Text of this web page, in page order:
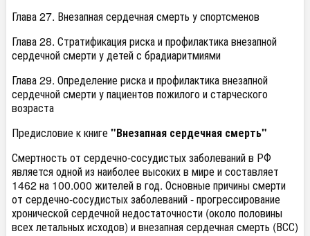
Глава 27. Внезапная сердечная смерть у спортсменов
Глава 28. Стратификация риска и профилактика внезапной
сердечной смерти у детей с брадиаритмиями
Глава 29. Определение риска и профилактика внезапной
сердечной смерти у пациентов пожилого и старческого
возраста
Предисловие к книге"Внезапная сердечная смерть"
Смертность от сердечно-сосудистых заболеваний в РФ
является одной из наиболее высоких в мире и составляет
1462 на 100.000 жителей в год. Основные причины смерти
от сердечно-сосудистых заболеваний - прогрессирование
хронической сердечной недостаточности (около половины
всех летальных исходов) и внезапная сердечная смерть (ВСС)